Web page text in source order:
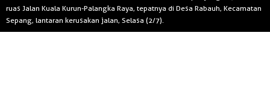
ruas Jalan Kuala Kurun-Palangka Raya, tepatnya di Desa Rabauh, Kecamatan
Sepang, lantaran kerusakan jalan, Selasa (2/7).